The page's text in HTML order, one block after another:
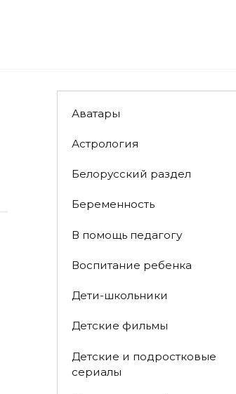
Аватары
Астрология
Белорусский раздел
Беременность
В помощь педагогу
Воспитание ребенка
Дети-школьники
Детские фильмы
Детские и подростковые
сериалы